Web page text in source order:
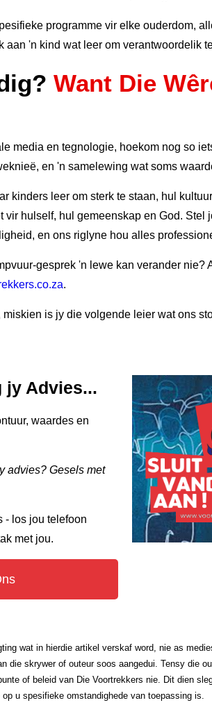
programme vir elke ouderdom,
aan 'n kind wat leer om verantwoordelik
Want Die
media en tegnologie, hoekom nog so
en 'n samelewing wat soms
kinders leer om sterk te staan, hul
vir hulself, hul gemeenskap en God.
en ons riglyne hou alles
gesprek 'n lewe kan verander
.
is jy die volgende leier wat ons
jy Advies...
waardes en
advies? Gesels met
- los jou telefoon
met jou.
wat in hierdie artikel verskaf word, nie as
skrywer of outeur soos aangedui. Tensy die
of beleid van Die Voortrekkers nie. Dit dien
u spesifieke omstandighede van toepassing is.